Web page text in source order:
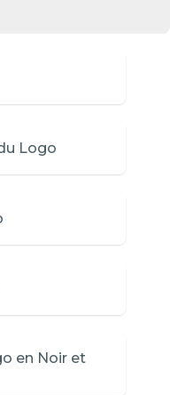
Logo
en Noir et